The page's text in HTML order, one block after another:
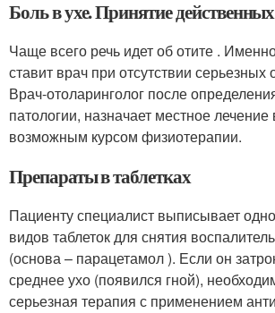
Боль в ухе. Принятие
Чаще всего речь идет об отите .
ставит врач при отсутствии серьезных
Врач-отоларинголог после
патологии, назначает местное лечение
возможным курсом физиотерапии.
Препараты в таблетках
Пациенту специалист выписывает
видов таблеток для снятия
(основа – парацетамол ). Если он
среднее ухо (появился гной),
серьезная терапия с применением